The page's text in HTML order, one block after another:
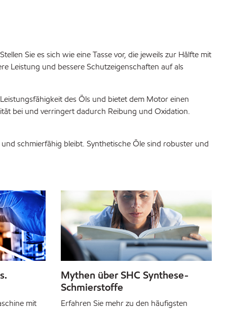
Sie es sich wie eine Tasse vor, die jeweils zur Hälfte mit
Leistung und bessere Schutzeigenschaften auf als
des Öls und bietet dem Motor einen
bei und verringert dadurch Reibung und Oxidation.
schmierfähig bleibt. Synthetische Öle sind robuster und
mit
Mythen über SHC Synthese-
Schmierstoffe
Erfahren Sie mehr zu den häufigsten